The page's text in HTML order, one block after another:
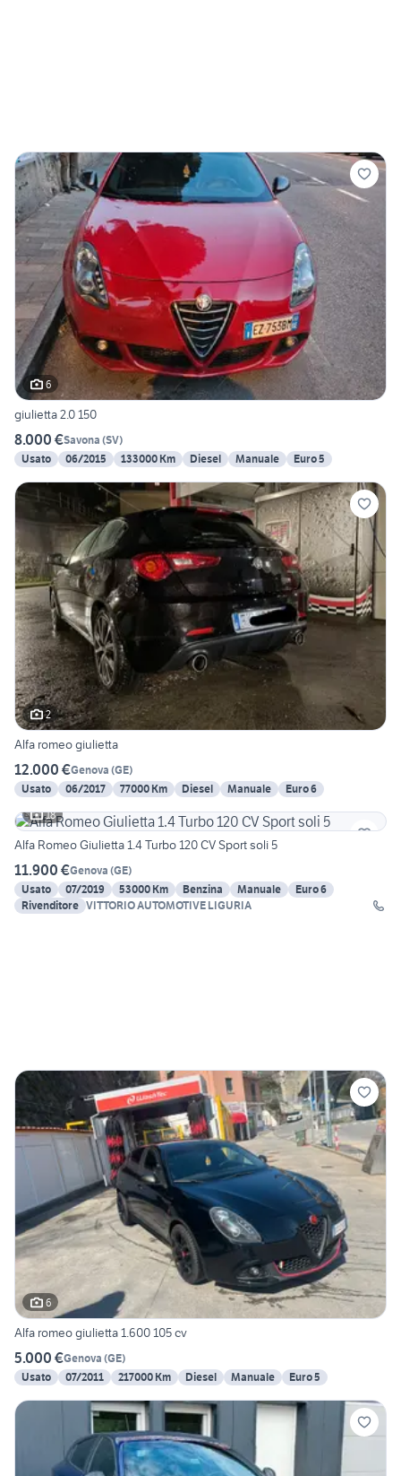
6
giulietta 2.0 150
8.000 €Savona (SV)
Usato
06/2015 133000 Km Diesel Manuale Euro 5
2
Alfa romeo giulietta
12.000 €Genova (GE)
Usato
06/2017 77000 Km Diesel Manuale
Euro 6
18
Alfa Romeo Giulietta 1.4 Turbo 120 CV Sport soli 5
11.900 €Genova (GE)
Usato
07/2019 53000 Km Benzina Manuale
Euro 6
Rivenditore VITTORIO AUTOMOTIVE LIGURIA
6
Alfa romeo giulietta 1.600 105 cv
5.000 €Genova (GE)
Usato
07/2011 217000 Km Diesel Manuale Euro 5